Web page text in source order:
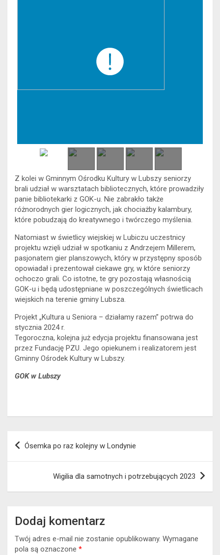
Z kolei w Gminnym Ośrodku Kultury w Lubszy seniorzy
brali udział w warsztatach bibliotecznych, które prowadziły
panie bibliotekarki z GOK-u. Nie zabrakło także
różnorodnych gier logicznych, jak chociażby kalambury,
które pobudzają do kreatywnego i twórczego myślenia.
Natomiast w świetlicy wiejskiej w Lubiczu uczestnicy
projektu wzięli udział w spotkaniu z Andrzejem Millerem,
pasjonatem gier planszowych, który w przystępny sposób
opowiadał i prezentował ciekawe gry, w które seniorzy
ochoczo grali. Co istotne, te gry pozostają własnością
GOK-u i będą udostępniane w poszczególnych świetlicach
wiejskich na terenie gminy Lubsza.
Projekt „Kultura u Seniora – działamy razem” potrwa do
stycznia 2024 r.
Tegoroczna, kolejna już edycja projektu finansowana jest
przez Fundację PZU. Jego opiekunem i realizatorem jest
Gminny Ośrodek Kultury w Lubszy.
GOK w Lubszy
Nawigacja
Ósemka po raz kolejny w Londynie
Wigilia dla samotnych i potrzebujących 2023
Dodaj komentarz
Twój adres e-mail nie zostanie opublikowany. Wymagane
pola są oznaczone *